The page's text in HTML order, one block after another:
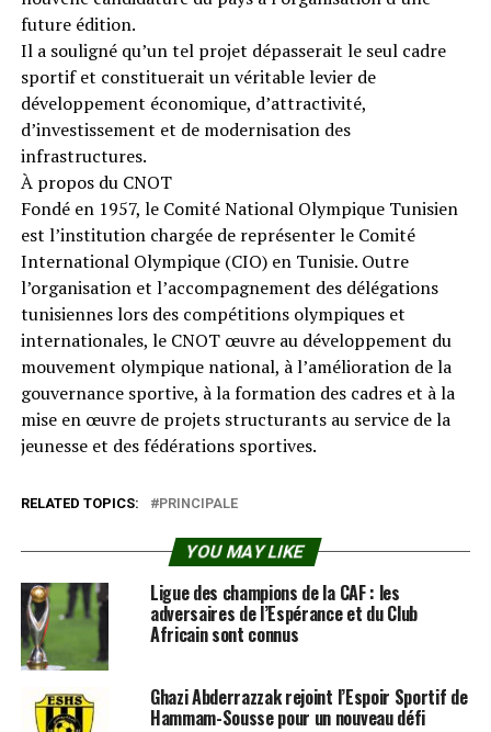
future édition.
Il a souligné qu’un tel projet dépasserait le seul cadre
sportif et constituerait un véritable levier de
développement économique, d’attractivité,
d’investissement et de modernisation des
infrastructures.
À propos du CNOT
Fondé en 1957, le Comité National Olympique Tunisien
est l’institution chargée de représenter le Comité
International Olympique (CIO) en Tunisie. Outre
l’organisation et l’accompagnement des délégations
tunisiennes lors des compétitions olympiques et
internationales, le CNOT œuvre au développement du
mouvement olympique national, à l’amélioration de la
gouvernance sportive, à la formation des cadres et à la
mise en œuvre de projets structurants au service de la
jeunesse et des fédérations sportives.
RELATED TOPICS: PRINCIPALE
YOU MAY LIKE
Ligue des champions de la CAF : les
adversaires de l’Espérance et du Club
Africain sont connus
Ghazi Abderrazzak rejoint l’Espoir Sportif de
Hammam-Sousse pour un nouveau défi